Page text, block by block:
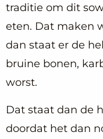
traditie om dit
eten. Dat maken
dan staat er de
bruine bonen,
worst.
Dat staat dan de
doordat het dan